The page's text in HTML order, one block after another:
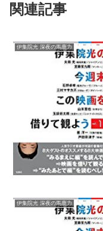
関連記事
伊集院光 深夜の馬鹿力
伊集院光 深夜の馬鹿力